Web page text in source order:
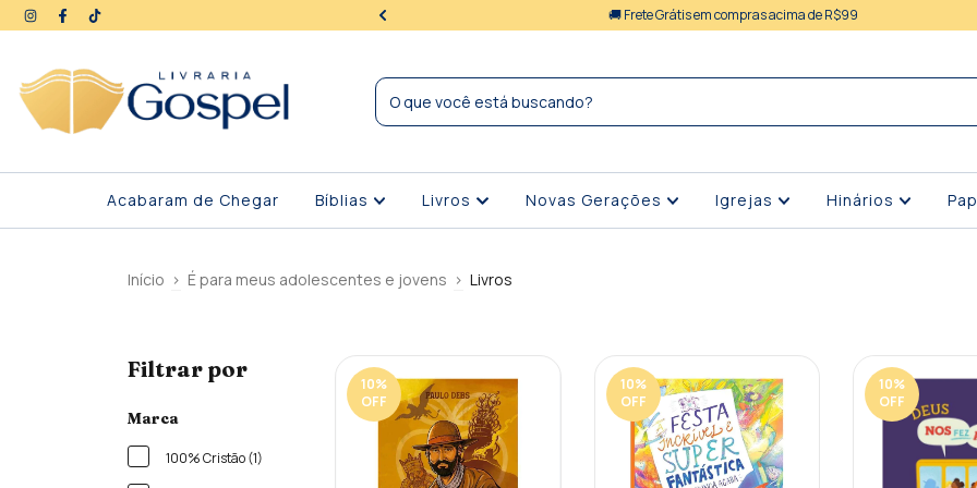
| Seus dados protegidos 🚚 Frete Grátis em compras acima de R$99
Acabaram de Chegar Bíblias Livros Novas Gerações Igrejas Hinários
Início > É para meus adolescentes e jovens > Livros
Filtrar por
Marca
100% Cristão (1)
10%
OFF
10%
OFF
10%
OFF